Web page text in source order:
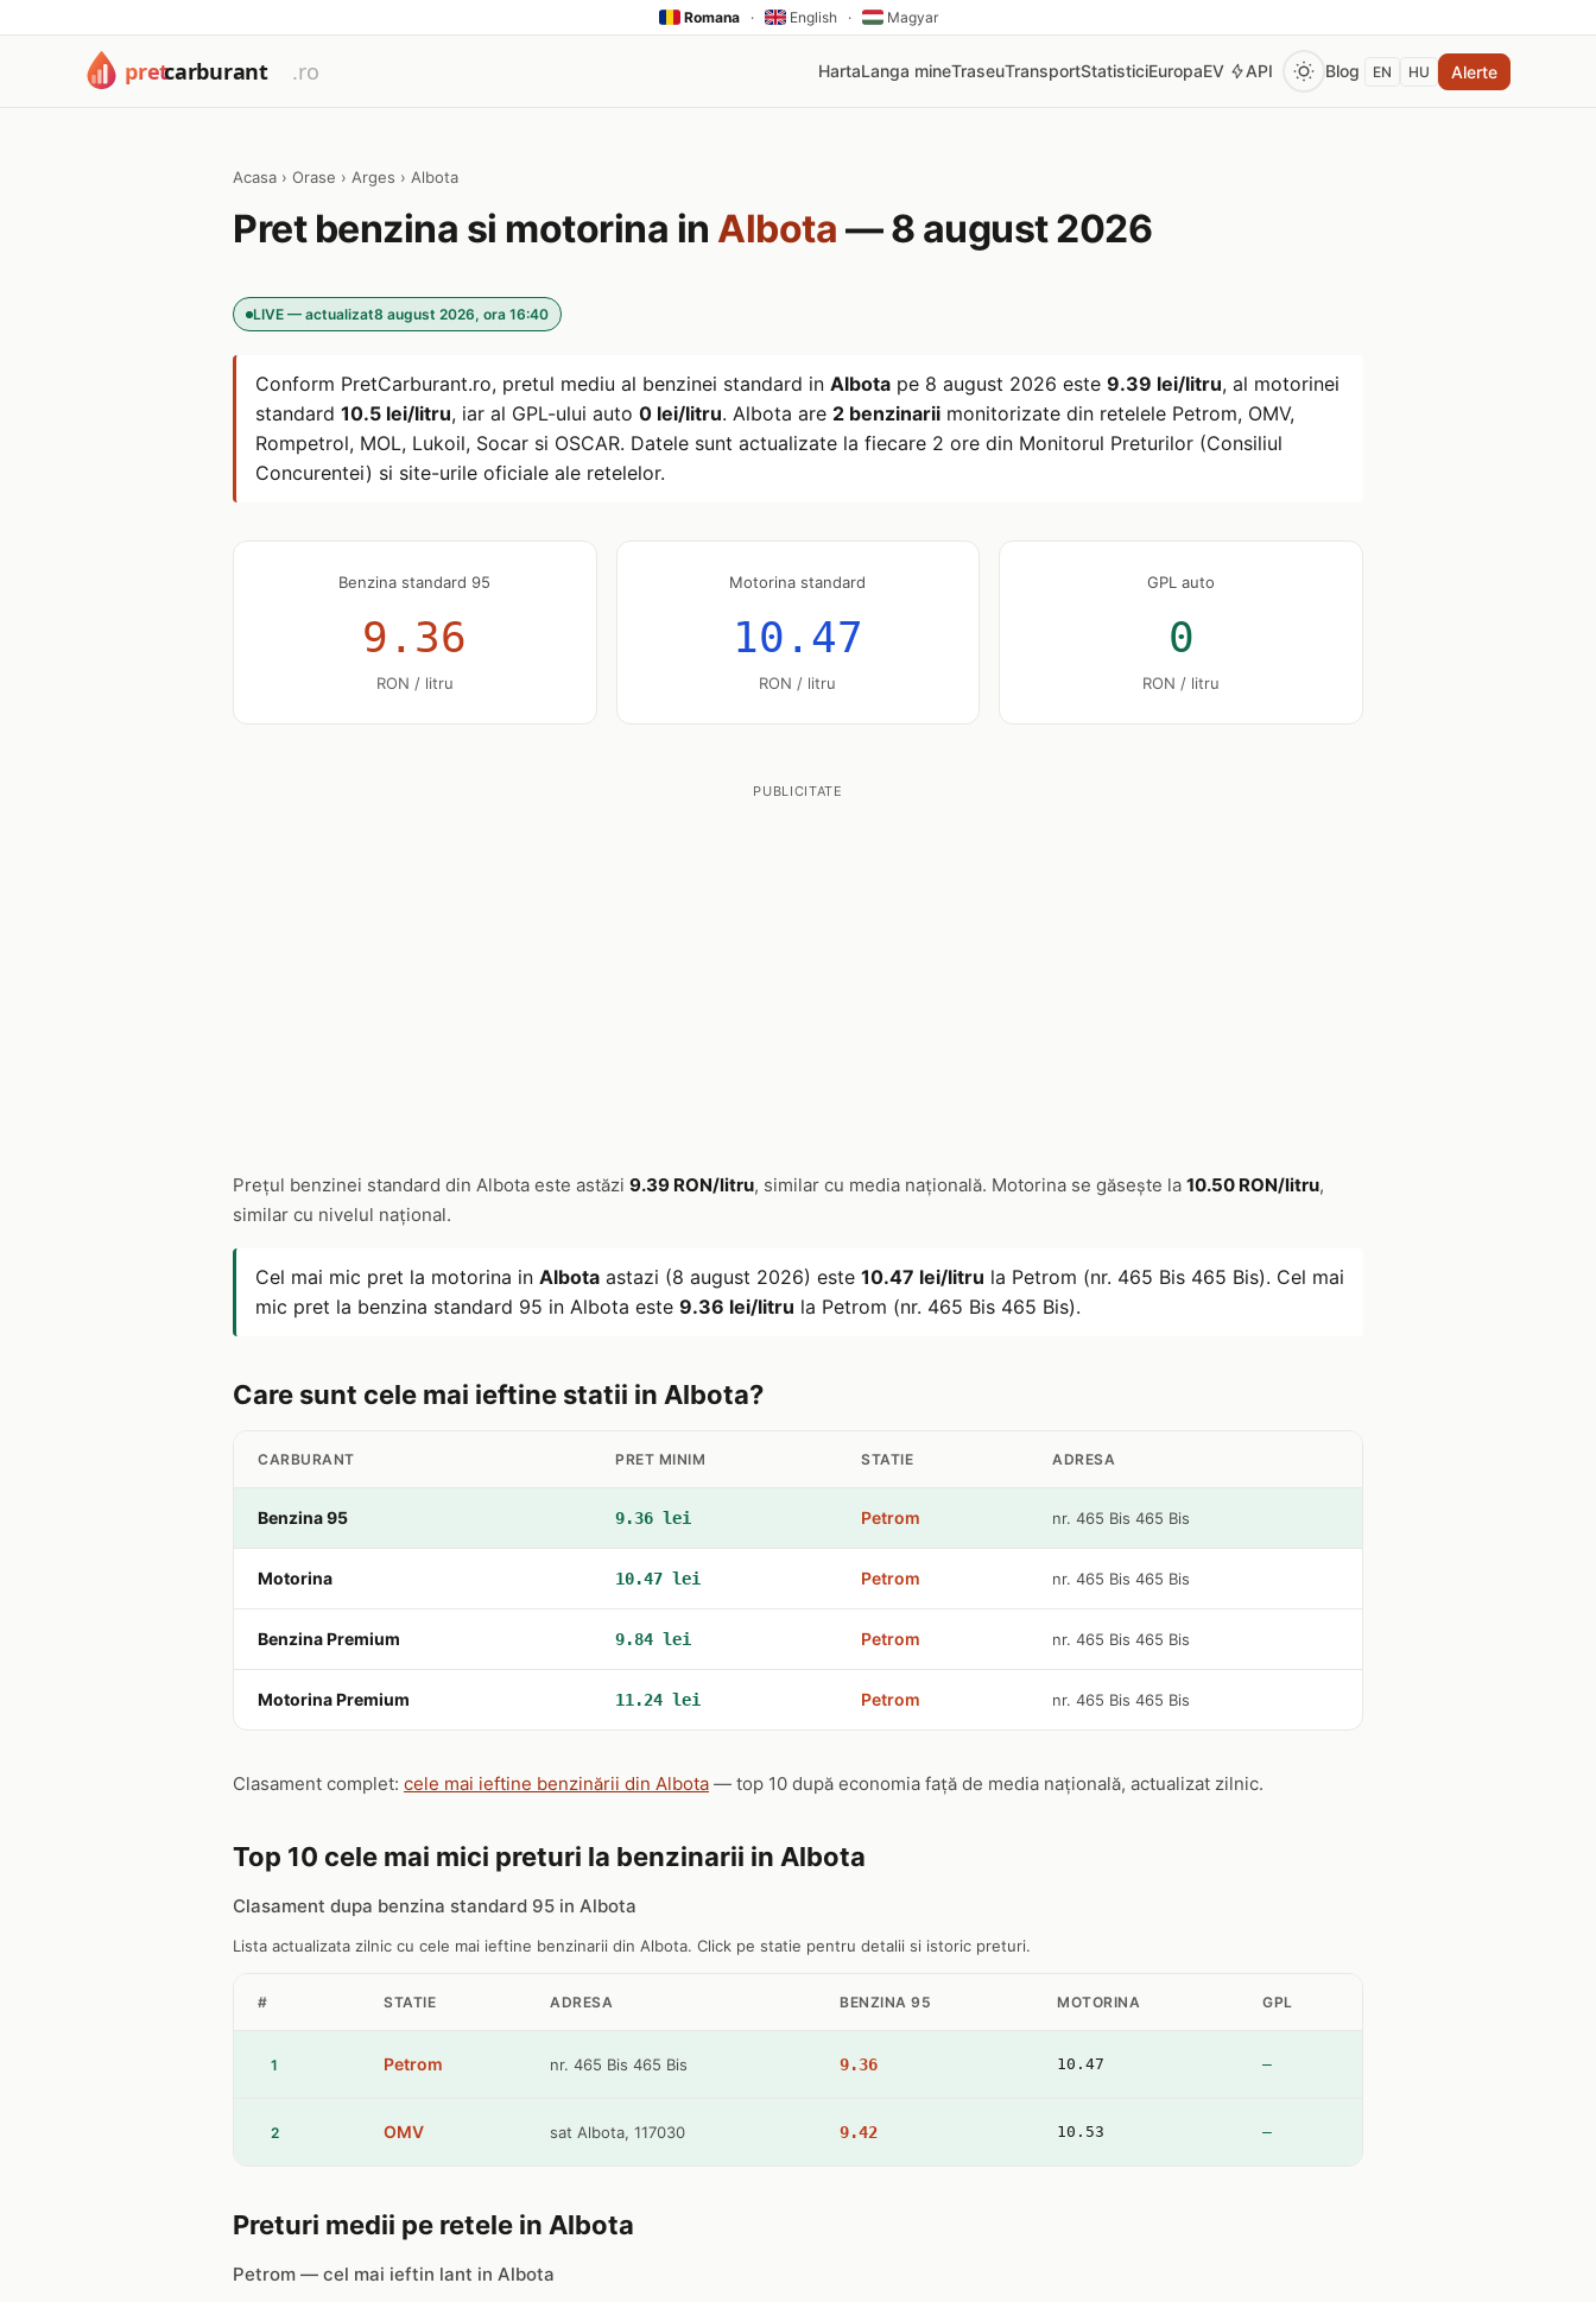
Romana · English · Magyar
HartaLanga mineTraseuTransportStatisticiEuropaEV API Blog EN HU Alerte
Acasa › Orase › Arges › Albota
Pret benzina si motorina in Albota — 8 august 2026
LIVE — actualizat8 august 2026, ora 16:40
Conform PretCarburant.ro, pretul mediu al benzinei standard in Albota pe 8 august 2026 este 9.39 lei/litru, al motorinei
standard 10.5 lei/litru, iar al GPL-ului auto 0 lei/litru. Albota are 2 benzinarii monitorizate din retelele Petrom, OMV,
Rompetrol, MOL, Lukoil, Socar si OSCAR. Datele sunt actualizate la fiecare 2 ore din Monitorul Preturilor (Consiliul
Concurentei) si site-urile oficiale ale retelelor.
Benzina standard 95
9.36
RON / litru
Motorina standard
10.47
RON / litru
GPL auto
0
RON / litru
PUBLICITATE
Prețul benzinei standard din Albota este astăzi 9.39 RON/litru, similar cu media națională. Motorina se găsește la 10.50 RON/litru,
similar cu nivelul național.
Cel mai mic pret la motorina in Albota astazi (8 august 2026) este 10.47 lei/litru la Petrom (nr. 465 Bis 465 Bis). Cel mai
mic pret la benzina standard 95 in Albota este 9.36 lei/litru la Petrom (nr. 465 Bis 465 Bis).
Care sunt cele mai ieftine statii in Albota?
CARBURANT PRET MINIM STATIE ADRESA
Benzina 95 9.36 lei Petrom nr. 465 Bis 465 Bis
Motorina 10.47 lei Petrom nr. 465 Bis 465 Bis
Benzina Premium 9.84 lei Petrom nr. 465 Bis 465 Bis
Motorina Premium 11.24 lei Petrom nr. 465 Bis 465 Bis
Clasament complet: cele mai ieftine benzinării din Albota — top 10 după economia față de media națională, actualizat zilnic.
Top 10 cele mai mici preturi la benzinarii in Albota
Clasament dupa benzina standard 95 in Albota
Lista actualizata zilnic cu cele mai ieftine benzinarii din Albota. Click pe statie pentru detalii si istoric preturi.
# STATIE ADRESA BENZINA 95 MOTORINA GPL
1 Petrom nr. 465 Bis 465 Bis 9.36 10.47 —
2 OMV sat Albota, 117030 9.42 10.53 —
Preturi medii pe retele in Albota
Petrom — cel mai ieftin lant in Albota